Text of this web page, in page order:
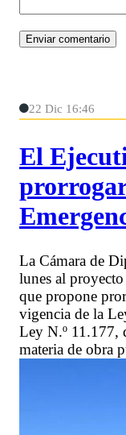
22 Dic 16:46
El
La Cámara de
lunes al
que propone
vigencia de la
Ley N.º 11.177,
materia de obra